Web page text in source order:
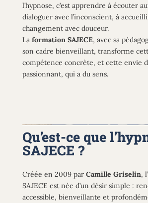
l’hypnose, c’est apprendre à écouter
dialoguer avec l’inconscient, à
changement avec douceur.
La formation SAJECE, avec sa
son cadre bienveillant, transforme
compétence concrète, et cette envie
passionnant, qui a du sens.
Qu’est-ce que
SAJECE ?
Créée en 2009 par Camille Griselin,
SAJECE est née d’un désir simple :
accessible, bienveillante et